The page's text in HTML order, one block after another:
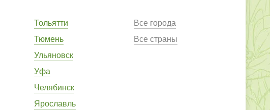
Тольятти
Тюмень
Ульяновск
Уфа
Челябинск
Ярославль
Все города
Все страны